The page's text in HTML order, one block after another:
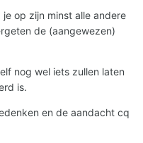
op zijn minst alle andere
de (aangewezen)
nog wel iets zullen laten
is.
en de aandacht cq